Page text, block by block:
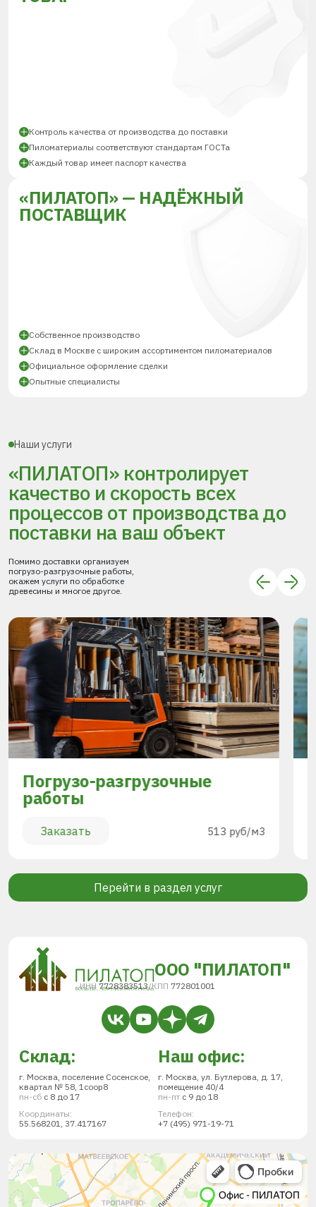
Контроль качества от производства до поставки
Пиломатериалы соответствуют стандартам ГОСТа
Каждый товар имеет паспорт качества
«ПИЛАТОП» — НАДЁЖНЫЙ
ПОСТАВЩИК
Собственное производство
Склад в Москве с широким ассортиментом пиломатериалов
Официальное оформление сделки
Опытные специалисты
Наши услуги
«ПИЛАТОП» контролирует
качество и скорость всех
процессовот производства до
поставки на ваш объект
Помимо доставки организуем
погрузо-разгрузочные работы,
окажем услуги по обработке
древесины и многое другое.
Погрузо-разгрузочные
работы
Заказать 513 руб/м3
Перейти в раздел услуг
ООО "ПИЛАТОП"
ИНН 7728383513/КПП 772801001
Склад:
г. Москва, поселение Сосенское,
квартал № 58, 1соор8
пн-сб с 8 до 17
Координаты:
55.568201, 37.417167
Наш офис:
г. Москва, ул. Бутлерова, д. 17,
помещение 40/4
пн-пт с 9 до 18
Телефон:
+7 (495) 971-19-71